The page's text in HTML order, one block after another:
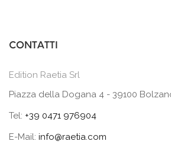
CONTATTI
Edition Raetia Srl
Piazza della Dogana 4 - 39100
Tel: +39 0471 976904
E-Mail: info@raetia.com